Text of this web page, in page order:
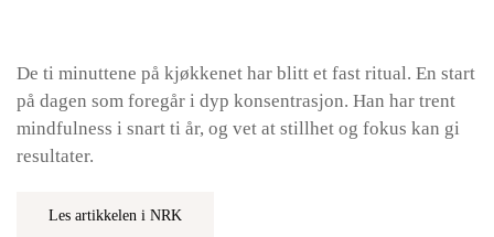
De ti minuttene på kjøkkenet har blitt et fast ritual. En start
på dagen som foregår i dyp konsentrasjon. Han har trent
mindfulness i snart ti år, og vet at stillhet og fokus kan gi
resultater.
Les artikkelen i NRK